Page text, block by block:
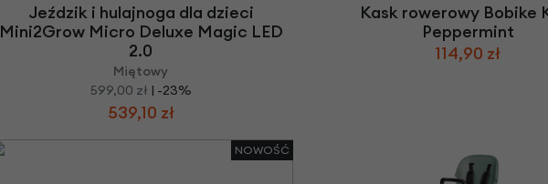
Jeździk i hulajnoga dla dzieci
Mini2Grow Micro Deluxe Magic LED
2.0
Miętowy
599,00 zł | -23%
539,10 zł
Kask rowerowy Bobike
Peppermint
114,90 zł
NOWOŚĆ